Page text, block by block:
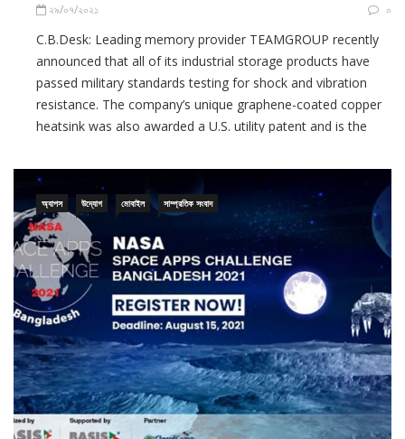
২৯/০৭/২০২১ ০
C.B.Desk: Leading memory provider TEAMGROUP recently
announced that all of its industrial storage products have
passed military standards testing for shock and vibration
resistance. The company’s unique graphene-coated copper
heatsink was also awarded a U.S. utility patent and is the
response to the growing […]
অ্যাপস উদ্যোগ মোবাইল সাম্প্রতিক সংবাদ